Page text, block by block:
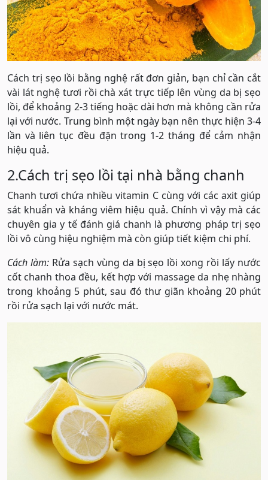
Cách trị sẹo lồi bằng nghệ rất đơn giản, bạn chỉ cần cắt
vài lát nghệ tươi rồi chà xát trực tiếp lên vùng da bị sẹo
lồi, để khoảng 2-3 tiếng hoặc dài hơn mà không cần rửa
lại với nước. Trung bình một ngày bạn nên thực hiện 3-4
lần và liên tục đều đặn trong 1-2 tháng để cảm nhận
hiệu quả.
2.Cách trị sẹo lồi tại nhà bằng chanh
Chanh tươi chứa nhiều vitamin C cùng với các axit giúp
sát khuẩn và kháng viêm hiệu quả. Chính vì vậy mà các
chuyên gia y tế đánh giá chanh là phương pháp trị sẹo
lồi vô cùng hiệu nghiệm mà còn giúp tiết kiệm chi phí.
Cách làm:Rửa sạch vùng da bị sẹo lồi xong rồi lấy nước
cốt chanh thoa đều, kết hợp với massage da nhẹ nhàng
trong khoảng 5 phút, sau đó thư giãn khoảng 20 phút
rồi rửa sạch lại với nước mát.